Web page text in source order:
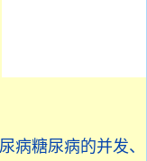
病糖尿病的并发、